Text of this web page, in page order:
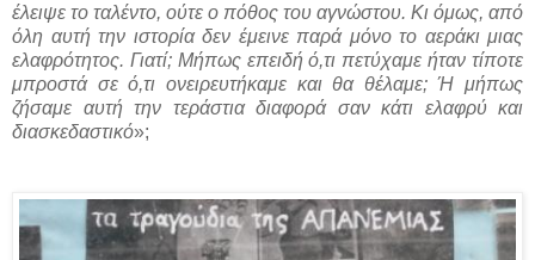
έλειψε το ταλέντο, ούτε ο πόθος του αγνώστου. Κι όμως, από
όλη αυτή την ιστορία δεν έμεινε παρά μόνο το αεράκι μιας
ελαφρότητος. Γιατί; Μήπως επειδή ό,τι πετύχαμε ήταν τίποτε
μπροστά σε ό,τι ονειρευτήκαμε και θα θέλαμε; Ή μήπως
ζήσαμε αυτή την τεράστια διαφορά σαν κάτι ελαφρύ και
διασκεδαστικό»;